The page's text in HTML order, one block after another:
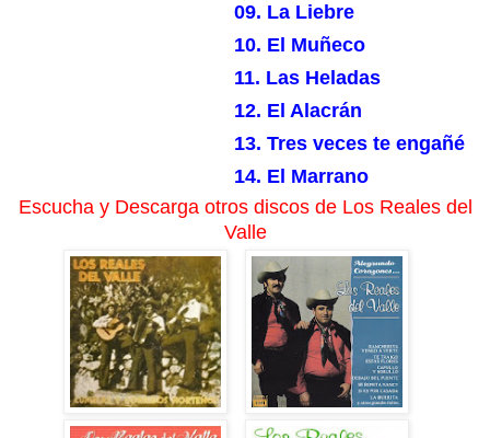
09. La Liebre
10. El Muñeco
11. Las Heladas
12. El Alacrán
13. Tres veces te engañé
14. El Marrano
Escucha y Descarga otros discos de Los Reales del
Valle